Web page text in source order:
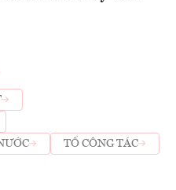
TỔ CÔNG TÁC